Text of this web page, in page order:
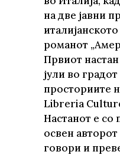
на две јавни
романот
Првиот
јули во
просториите
Libreria
Настанот е со
освен авторот
говори и